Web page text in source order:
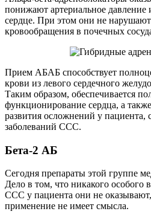
понижают артериальное давление
сердце. При этом они не
кровообращения в почечных
Прием АБАБ способствует
крови из левого сердечного
Таким образом, обеспечивается
функционирование сердца, а
развития осложнений у пациента,
заболеваний ССС.
Бета-2 АБ
Сегодня препараты этой группе
Дело в том, что никакого особого
ССС у пациента они не оказывают,
применение не имеет смысла.